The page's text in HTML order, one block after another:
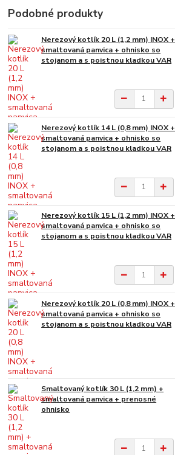
Podobné produkty
Nerezový kotlík 20 L (1,2 mm) INOX +
smaltovaná panvica + ohnisko so
stojanom a s poistnou kladkou VAR
Nerezový kotlík 14 L (0,8 mm) INOX +
smaltovaná panvica + ohnisko so
stojanom a s poistnou kladkou VAR
Nerezový kotlík 15 L (1,2 mm) INOX +
smaltovaná panvica + ohnisko so
stojanom a s poistnou kladkou VAR
Nerezový kotlík 20 L (0,8 mm) INOX +
smaltovaná panvica + ohnisko so
stojanom a s poistnou kladkou VAR
Smaltovaný kotlík 30 L (1,2 mm) +
smaltovaná panvica + prenosné
ohnisko